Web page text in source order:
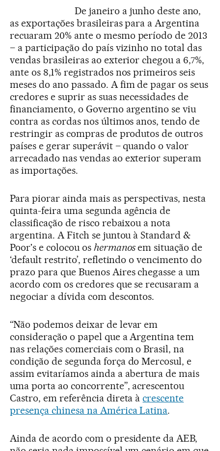
De janeiro a junho deste ano,
as exportações brasileiras para a Argentina
recuaram 20% ante o mesmo período de 2013
– a participação do país vizinho no total das
vendas brasileiras ao exterior chegou a 6,7%,
ante os 8,1% registrados nos primeiros seis
meses do ano passado. A fim de pagar os seus
credores e suprir as suas necessidades de
financiamento, o Governo argentino se viu
contra as cordas nos últimos anos, tendo de
restringir as compras de produtos de outros
países e gerar superávit – quando o valor
arrecadado nas vendas ao exterior superam
as importações.
Para piorar ainda mais as perspectivas, nesta
quinta-feira uma segunda agência de
classificação de risco rebaixou a nota
argentina. A Fitch se juntou à Standard &
Poor's e colocou os hermanosem situação de
‘default restrito’, refletindo o vencimento do
prazo para que Buenos Aires chegasse a um
acordo com os credores que se recusaram a
negociar a dívida com descontos.
“Não podemos deixar de levar em
consideração o papel que a Argentina tem
nas relações comerciais com o Brasil, na
condição de segunda força do Mercosul, e
assim evitaríamos ainda a abertura de mais
uma porta ao concorrente”, acrescentou
Castro, em referência direta àcrescente
presença chinesa na América Latina.
Ainda de acordo com o presidente da AEB,